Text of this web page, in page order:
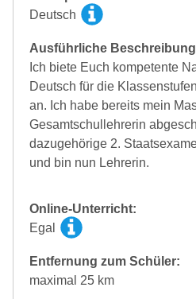
Deutsch
Ausführliche
Ich biete Euch kompetente
Deutsch für die
an. Ich habe bereits mein
Gesamtschullehrerin
dazugehörige 2.
und bin nun Lehrerin.
Online-Unterricht:
Egal
Entfernung zum Schüler:
maximal 25 km